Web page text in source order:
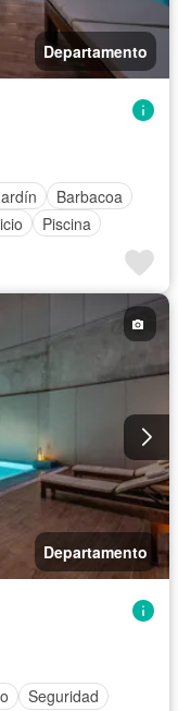
Departamento
Barbacoa
Piscina
Departamento
Seguridad